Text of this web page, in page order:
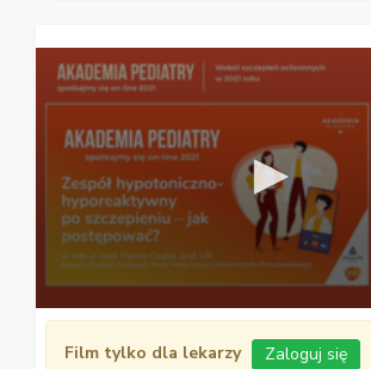
Film tylko dla lekarzy Zaloguj się